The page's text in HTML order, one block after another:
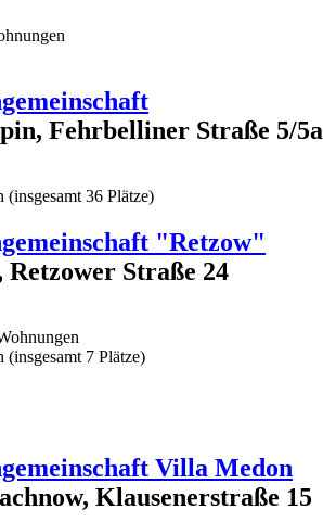
Fehrbelliner Straße 5/5a
(insgesamt 36 Plätze)
"Retzow"
Retzower Straße 24
(insgesamt 7 Plätze)
Villa Medon
Klausenerstraße 15